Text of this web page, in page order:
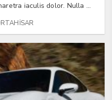
iaculis dolor. Nulla ...